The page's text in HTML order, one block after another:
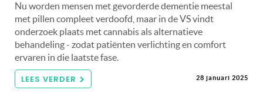
Nu worden mensen met gevorderde dementie meestal
met pillen compleet verdoofd, maar in de VS vindt
onderzoek plaats met cannabis als alternatieve
behandeling - zodat patiënten verlichting en comfort
ervaren in die laatste fase.
LEES VERDER 28 januari 2025